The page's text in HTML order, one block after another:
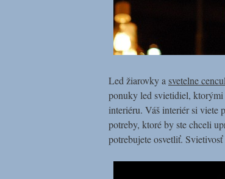
Led žiarovky a svetelne
ponuky led svietidiel, ktorými
interiéru. Váš interiér si viete
potreby, ktoré by ste chceli
potrebujete osvetliť.